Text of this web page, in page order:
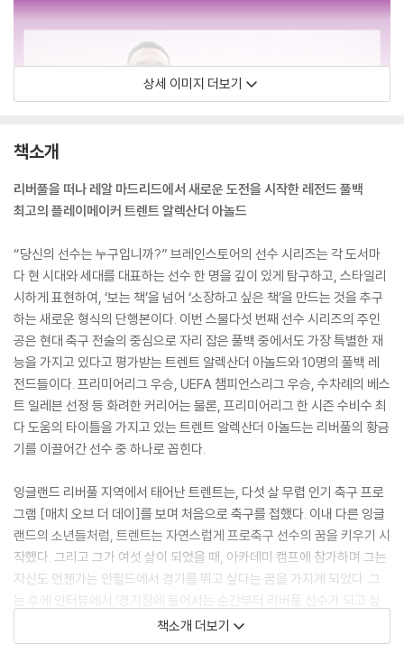
상세 이미지 더보기
책소개
리버풀을 떠나 레알 마드리드에서 새로운 도전을 시작한 레전드 풀백
최고의 플레이메이커 트렌트 알렉산더 아놀드
“당신의 선수는 누구입니까?” 브레인스토어의 선수 시리즈는 각 도서마
다 현 시대와 세대를 대표하는 선수 한 명을 깊이 있게 탐구하고, 스타일리
시하게 표현하여, ‘보는 책’을 넘어 ‘소장하고 싶은 책’을 만드는 것을 추구
하는 새로운 형식의 단행본이다. 이번 스물다섯 번째 선수 시리즈의 주인
공은 현대 축구 전술의 중심으로 자리 잡은 풀백 중에서도 가장 특별한 재
능을 가지고 있다고 평가받는 트렌트 알렉산더 아놀드와 10명의 풀백 레
전드들이다. 프리미어리그 우승, UEFA 챔피언스리그 우승, 수차례의 베스
트 일레븐 선정 등 화려한 커리어는 물론, 프리미어리그 한 시즌 수비수 최
다 도움의 타이틀을 가지고 있는 트렌트 알렉산더 아놀드는 리버풀의 황금
기를 이끌어간 선수 중 하나로 꼽힌다.
잉글랜드 리버풀 지역에서 태어난 트렌트는, 다섯 살 무렵 인기 축구 프로
그램 [매치 오브 더 데이]를 보며 처음으로 축구를 접했다. 이내 다른 잉글
랜드의 소년들처럼, 트렌트는 자연스럽게 프로축구 선수의 꿈을 키우기 시
작했다. 그리고 그가 여섯 살이 되었을 때, 아카데미 캠프에 참가하며 그는
자신도 언젠가는 안필드에서 경기를 뛰고 싶다는 꿈을 가지게 되었다. 그
는 후에 인터뷰에서 ‘경기장에 들어서는 순간부터 리버풀 선수가 되고 싶
다고 생각했으며, 안 될 거라고 생각해 본 적은 한 번도 없었다’라고 말할
정도로 뚜렷한 꿈을 가지고 있었다.
책소개 더보기